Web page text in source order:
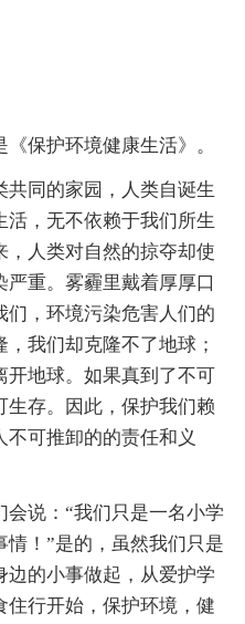
保护环境健康生活》。
同的家园，人类自诞生
，无不依赖于我们所生
，人类对自然的掠夺却使
重。雾霾里戴着厚厚口
们，环境污染危害人们的
我们却克隆不了地球；
开地球。如果真到了不可
生存。因此，保护我们赖
不可推卸的的责任和义
说：“我们只是一名小学
！”是的，虽然我们只是
边的小事做起，从爱护学
住行开始，保护环境，健